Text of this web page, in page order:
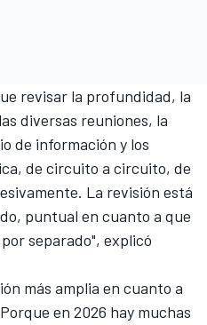
revisar la profundidad, la
diversas reuniones, la
de información y los
de circuito a circuito, de
La revisión está
puntual en cuanto a que
separado", explicó
más amplia en cuanto a
en 2026 hay muchas